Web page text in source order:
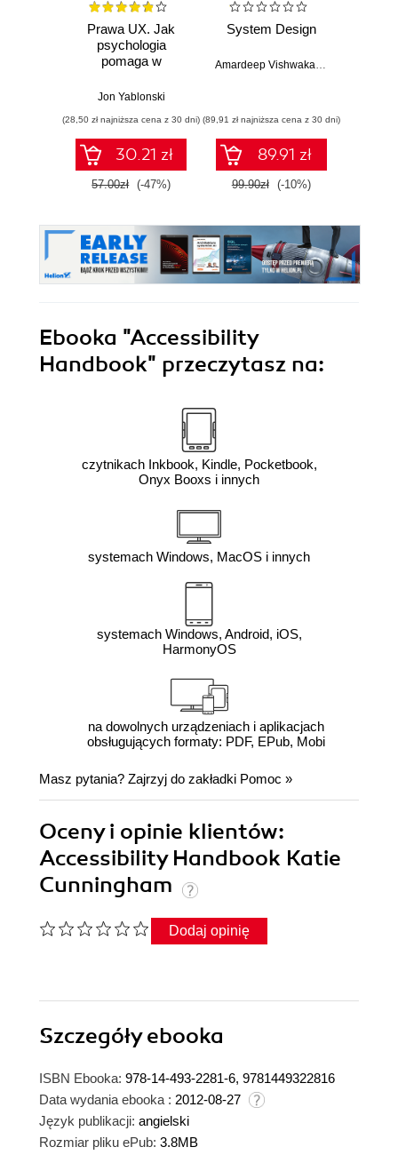
Prawa UX. Jak
psychologia
pomaga w
lepszych
Wydanie II
Jon Yablonski
(28,50 zł najniższa cena z 30 dni)
30.21 zł
57.00zł (-47%)
System Design
Amardeep Vishwakarma
(89,91 zł najniższa cena z 30 dni)
89.91 zł
99.90zł (-10%)
Ebooka "Accessibility
Handbook" przeczytasz na:
czytnikach Inkbook, Kindle, Pocketbook,
Onyx Booxs i innych
systemach Windows, MacOS i innych
systemach Windows, Android, iOS,
HarmonyOS
na dowolnych urządzeniach i aplikacjach
obsługujących formaty: PDF, EPub, Mobi
Masz pytania? Zajrzyj do zakładki Pomoc »
Oceny i opinie klientów:
Accessibility Handbook Katie
Cunningham
Dodaj opinię
Szczegółyebooka
ISBN Ebooka: 978-14-493-2281-6, 9781449322816
Data wydania ebooka : 2012-08-27
Język publikacji: angielski
Rozmiar pliku ePub: 3.8MB